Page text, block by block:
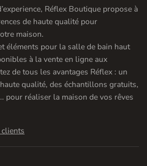
Réflex Boutique propose à
de haute qualité pour
maison.
éléments pour la salle de bain haut
à la vente en ligne aux
de tous les avantages Réflex : un
qualité, des échantillons gratuits,
pour réaliser la maison de vos rêves